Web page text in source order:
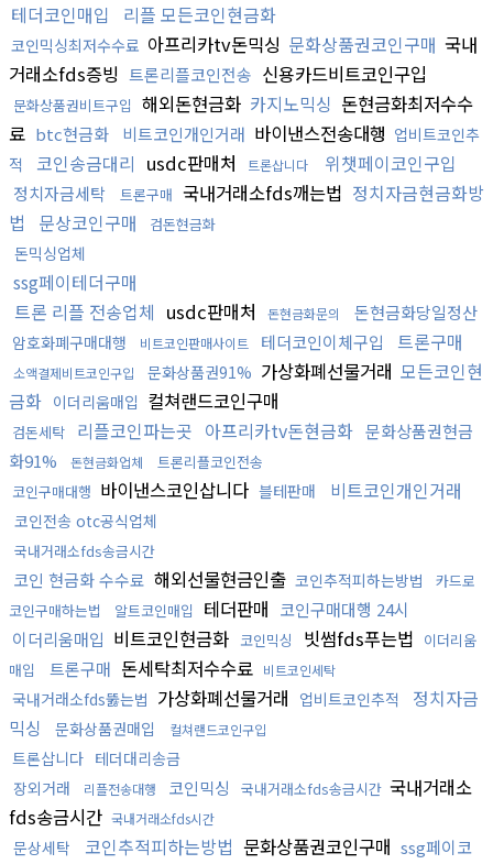
테더코인매입 리플 모든코인현금화
코인믹싱최저수수료 아프리카tv돈믹싱 문화상품권코인구매 국내
거래소fds증빙 트론리플코인전송 신용카드비트코인구입
문화상품권비트구입 해외돈현금화 카지노믹싱 돈현금화최저수수
료 btc현금화 비트코인개인거래 바이낸스전송대행 업비트코인추
적
코인송금대리 usdc판매처 트론삽니다 위챗페이코인구입
정치자금세탁 트론구매 국내거래소fds깨는법 정치자금현금화방
법
문상코인구매 검돈현금화
돈믹싱업체
ssg페이테더구매
트론 리플 전송업체 usdc판매처 돈현금화문의 돈현금화당일정산
암호화폐구매대행 비트코인판매사이트 테더코인이체구입 트론구매
소액결제비트코인구입 문화상품권91% 가상화폐선물거래 모든코인현
금화 이더리움매입 컬쳐랜드코인구매
검돈세탁 리플코인파는곳 아프리카tv돈현금화 문화상품권현금
화91%
돈현금화업체
트론리플코인전송
코인구매대행 바이낸스코인삽니다 블테판매 비트코인개인거래
코인전송 otc공식업체
국내거래소fds송금시간
코인 현금화 수수료 해외선물현금인출 코인추적피하는방법
카드로
코인구매하는법
알트코인매입 테더판매 코인구매대행 24시
이더리움매입 비트코인현금화 코인믹싱 빗썸fds푸는법 이더리움
매입
트론구매 돈세탁최저수수료 비트코인세탁
국내거래소fds뚫는법 가상화폐선물거래 업비트코인추적
정치자금
믹싱
문화상품권매입 컬쳐랜드코인구입
트론삽니다 테더대리송금
장외거래
리플전송대행 코인믹싱 국내거래소fds송금시간 국내거래소
fds송금시간 국내거래소fds시간
문상세탁 코인추적피하는방법 문화상품권코인구매 ssg페이코